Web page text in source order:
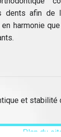
dents afin de
harmonie
et
Plan du